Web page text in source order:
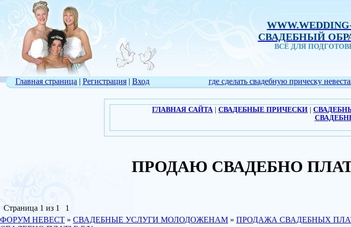
СВАДЕБНЫЙ
ВСЁ ДЛЯ
Главная страница | Регистрация | Вход где сделать свадебную прическу
ГЛАВНАЯ САЙТА СВАДЕБНЫЕ ПРИЧЕСКИ
ПРОДАЮ СВАДЕБНО
Страница 1 из 1 1
ФОРУМ НЕВЕСТ » СВАДЕБНЫЕ УСЛУГИ МОЛОДОЖЕНАМ » ПРОДАЖА СВАДЕБНЫХ